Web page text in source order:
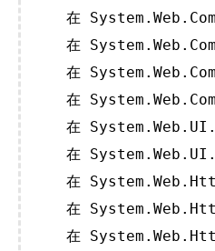
在
在
在
在
在
在
在
在
在